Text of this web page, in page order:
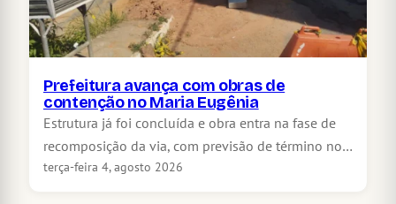
Prefeitura avança com obras de
contenção no Maria Eugênia
Estrutura já foi concluída e obra entra na fase de
recomposição da via, com previsão de término no…
terça-feira 4, agosto 2026